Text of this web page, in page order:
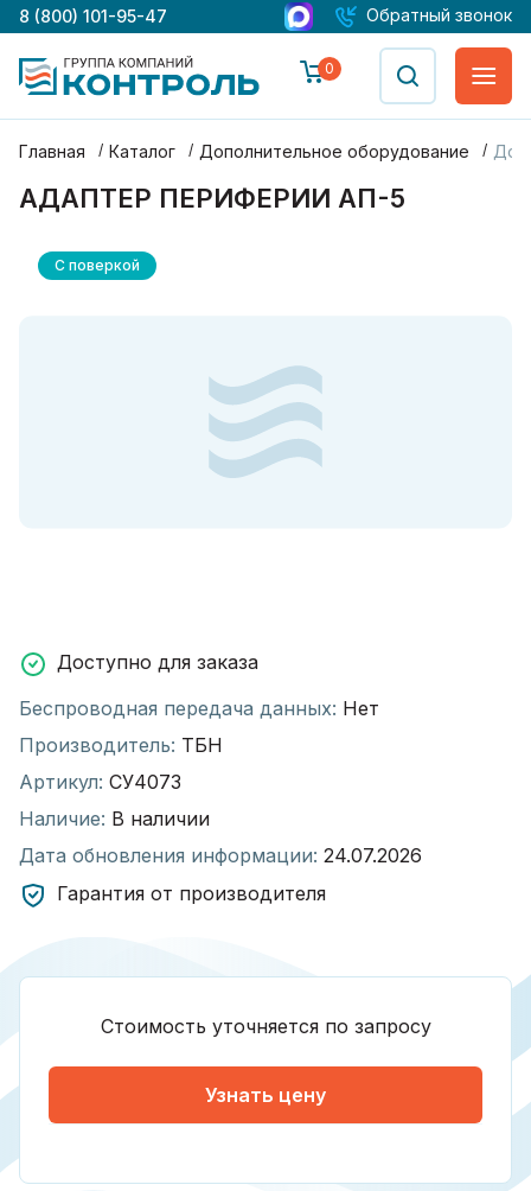
8 (800) 101-95-47 Обратный звонок
0
Главная Каталог Дополнительное оборудование
АДАПТЕР ПЕРИФЕРИИ АП-5
С поверкой
Доступно для заказа
Беспроводная передача данных: Нет
Производитель: ТБН
Артикул: СУ4073
Наличие: В наличии
Дата обновления информации: 24.07.2026
Гарантия от производителя
Стоимость уточняется по запросу
Узнать цену